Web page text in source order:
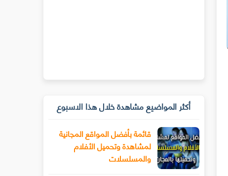
أكثر المواضيع مشاهدة خلال هذا الاسبوع
قائمة بأفضل المواقع المجانية
لمشاهدة وتحميل الأفلام
والمسلسلات